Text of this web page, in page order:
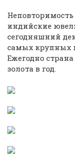
индийские
сегодняшний
самых крупных
Ежегодно
золота в год.